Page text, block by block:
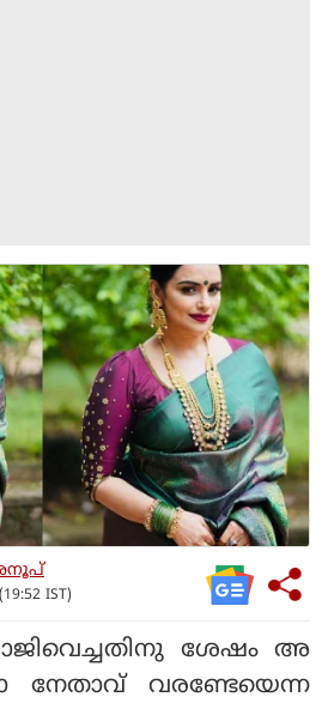
IST)
ശേഷം അ
നേതാവ് വരണ്ടേയെന്ന